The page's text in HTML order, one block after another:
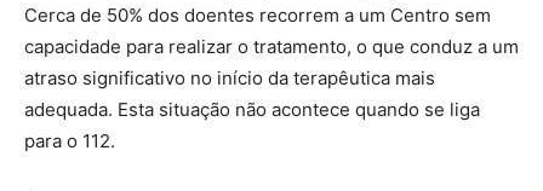
Cerca de 50% dos doentes recorrem a um Centro sem
capacidade para realizar o tratamento, o que conduz a um
atraso significativo no início da terapêutica mais
adequada. Esta situação não acontece quando se liga
para o 112.